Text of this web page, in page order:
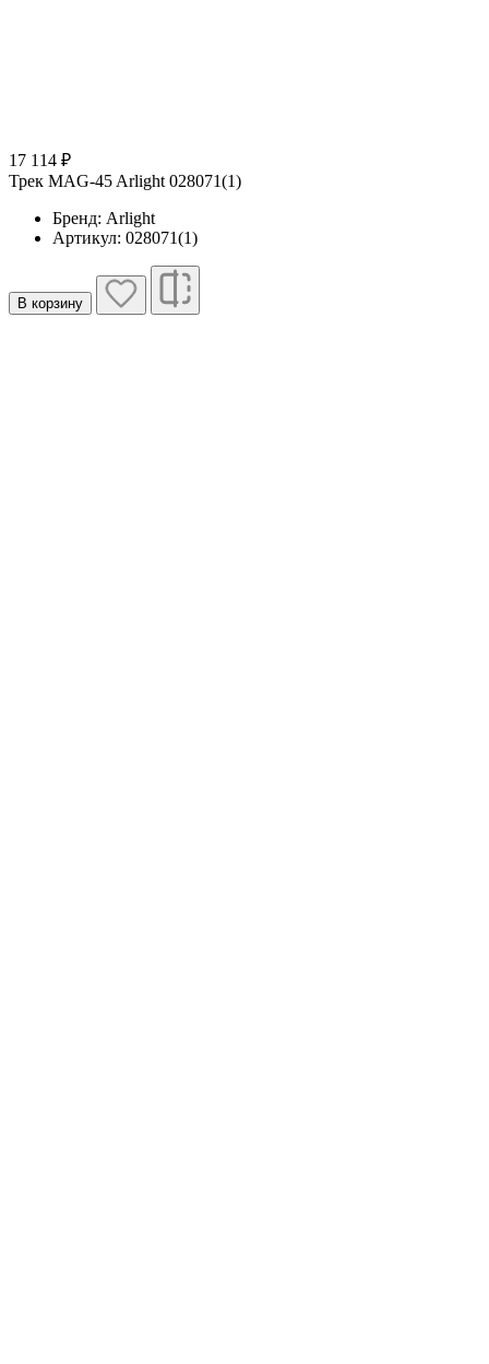
17 114 ₽
Трек MAG-45 Arlight 028071(1)
Бренд: Arlight
Артикул: 028071(1)
В корзину